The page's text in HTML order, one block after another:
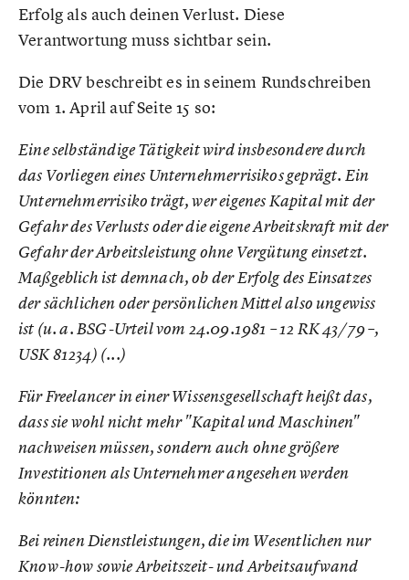
Erfolg als auch deinen Verlust. Diese
Verantwortung muss sichtbar sein.
Die DRV beschreibt es in seinem Rundschreiben
vom 1. April auf Seite 15 so:
Eine selbständige Tätigkeit wird insbesondere durch
das Vorliegen eines Unternehmerrisikos geprägt. Ein
Unternehmerrisiko trägt, wer eigenes Kapital mit der
Gefahr des Verlusts oder die eigene Arbeitskraft mit der
Gefahr der Arbeitsleistung ohne Vergütung einsetzt.
Maßgeblich ist demnach, ob der Erfolg des Einsatzes
der sächlichen oder persönlichen Mittel also ungewiss
ist (u. a. BSG-Urteil vom 24.09.1981 – 12 RK 43/79 –,
USK 81234) (...)
Für Freelancer in einer Wissensgesellschaft heißt das,
dass sie wohl nicht mehr "Kapital und Maschinen"
nachweisen müssen, sondern auch ohne größere
Investitionen als Unternehmer angesehen werden
könnten:
Bei reinen Dienstleistungen, die im Wesentlichen nur
Know-how sowie Arbeitszeit- und Arbeitsaufwand